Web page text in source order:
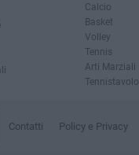
Calcio
Basket
Volley
Tennis
Arti Marziali
Tennistavolo
Contatti Policy e Privacy